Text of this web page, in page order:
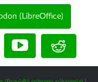
(LibreOffice)